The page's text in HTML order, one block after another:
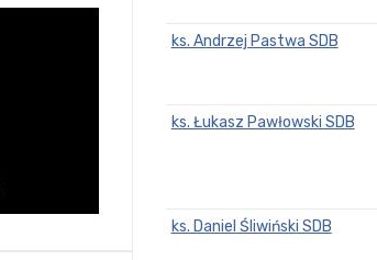
ks. Andrzej Pastwa SDB
ks. Łukasz Pawłowski SDB
ks. Daniel Śliwiński SDB